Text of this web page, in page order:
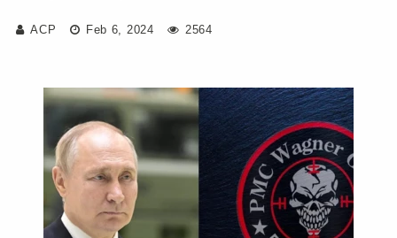
ACP Feb 6, 2024 2564